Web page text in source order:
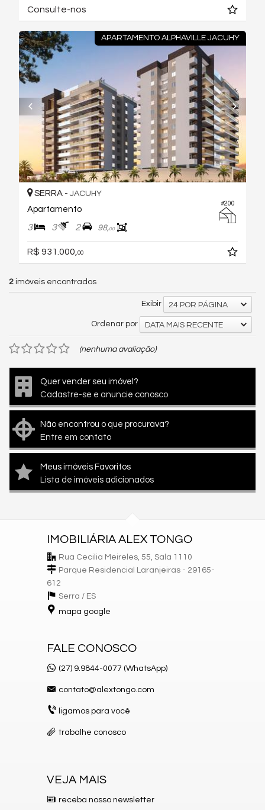
Consulte-nos
APARTAMENTO ALPHAVILLE JACUHY
#200
SERRA - JACUHY
Apartamento
3 3 2 98,00
R$ 931.000,00
2 imóveis encontrados
Exibir 24 POR PÁGINA
Ordenar por DATA MAIS RECENTE
(nenhuma avaliação)
Quer vender seu imóvel?
Cadastre-se e anuncie conosco
Não encontrou o que procurava?
Entre em contato
Meus imóveis Favoritos
Lista de imóveis adicionados
IMOBILIÁRIA ALEX TONGO
Rua Cecilia Meireles, 55, Sala 1110
Parque Residencial Laranjeiras - 29165-
612
Serra / ES
mapa google
FALE CONOSCO
(27) 9.9844-0077 (WhatsApp)
contato@alextongo.com
ligamos para você
trabalhe conosco
VEJA MAIS
receba nosso newsletter